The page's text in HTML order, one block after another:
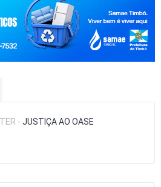
- JUSTIÇA AO OASE